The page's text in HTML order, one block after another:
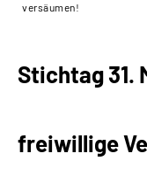
Experten
versäumen!
Stichtag 31.
freiwillige